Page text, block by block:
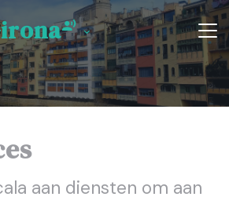
aan diensten om aan